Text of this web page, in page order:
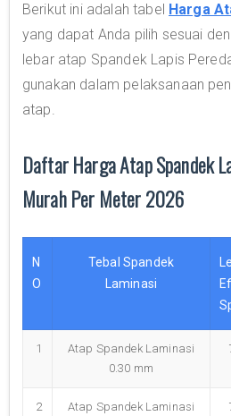
Berikut ini adalah tabel Harga
yang dapat Anda pilih sesuai
lebar atap Spandek Lapis
gunakan dalam pelaksanaan
atap.
Daftar Harga Atap Spandek
Murah Per Meter 2026
N
O
Tebal Spandek
Laminasi
1
Atap Spandek Laminasi
0.30 mm
2
Atap Spandek Laminasi